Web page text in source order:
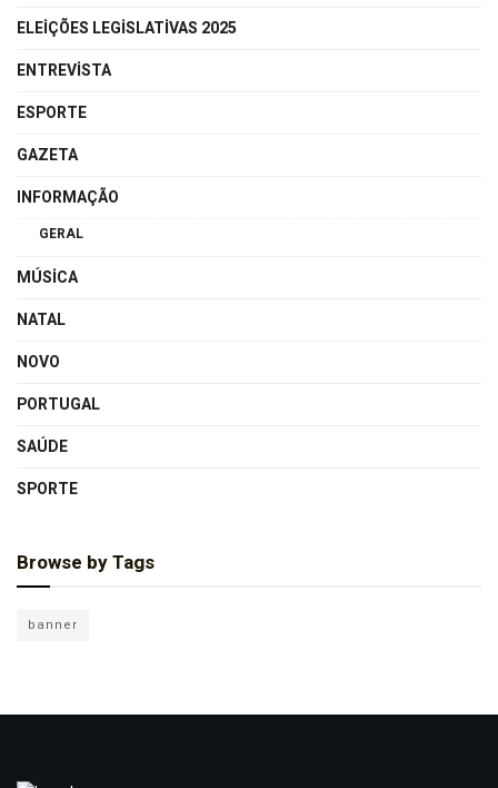
ELEIÇÕES LEGISLATIVAS 2025
ENTREVISTA
ESPORTE
GAZETA
INFORMAÇÃO
GERAL
MÚSICA
NATAL
NOVO
PORTUGAL
SAÚDE
SPORTE
Browse by Tags
banner